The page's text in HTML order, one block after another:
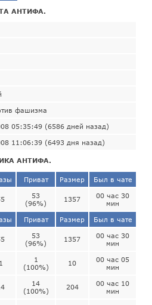
АНТИФА.
фашизма
05:35:49 (6586 дней назад)
11:06:39 (6493 дня назад)
АНТИФА.
Приват Размер Был в чате
53
(96%)
1357
00 час 30
мин
Приват Размер Был в чате
53
(96%)
1357
00 час 30
мин
1
1
(100%)
10
00 час 05
мин
14
(100%)
204
00 час 10
мин